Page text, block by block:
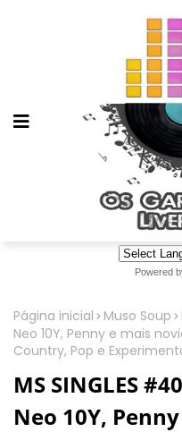
Powered
Página inicial Muso Soup
Neo 10Y, Penny e mais
Country, Pop e
MS SINGLES
Neo 10Y,